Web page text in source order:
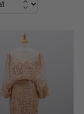
Charbachy,